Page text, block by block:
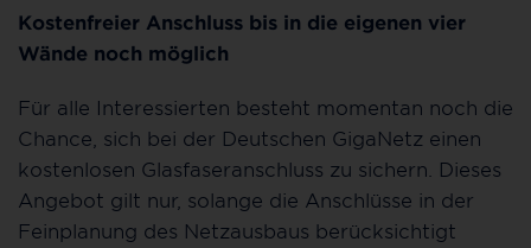
Kostenfreier Anschluss bis in die eigenen vier
Wände noch möglich
Für alle Interessierten besteht momentan noch die
Chance, sich bei der Deutschen GigaNetz einen
kostenlosen Glasfaseranschluss zu sichern. Dieses
Angebot gilt nur, solange die Anschlüsse in der
Feinplanung des Netzausbaus berücksichtigt